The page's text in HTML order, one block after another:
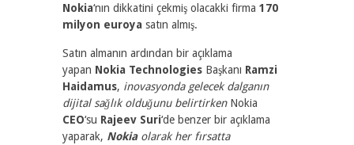
Nokia‘nın dikkatini çekmiş olacakki firma 170
milyon euroya satın almış.
Satın almanın ardından bir açıklama
yapan Nokia Technologies Başkanı Ramzi
Haidamus, inovasyonda gelecek dalganın
dijital sağlık olduğunu belirtirkenNokia
CEO‘su Rajeev Suri‘de benzer bir açıklama
yaparak, Nokiaolarak her fırsatta